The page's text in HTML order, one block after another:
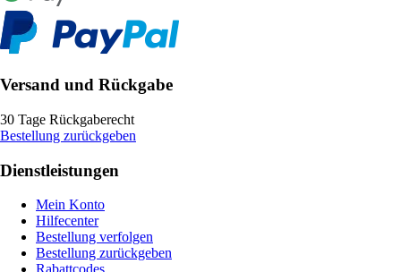
Versand und Rückgabe
30 Tage Rückgaberecht
Bestellung zurückgeben
Dienstleistungen
Mein Konto
Hilfecenter
Bestellung verfolgen
Bestellung zurückgeben